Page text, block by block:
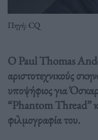
Πηγή: CQ
Ο Paul Thomas
αριστοτεχνικούς
υποψήφιος για
“Phantom Thread”
φιλμογραφία του.